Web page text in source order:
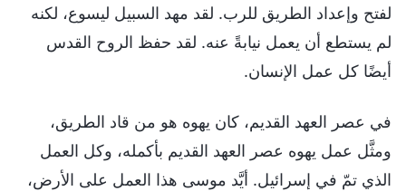
لفتح وإعداد الطريق للرب. لقد مهد السبيل ليسوع، لكنه
لم يستطع أن يعمل نيابةً عنه. لقد حفظ الروح القدس
أيضًا كل عمل الإنسان.
في عصر العهد القديم، كان يهوه هو من قاد الطريق،
ومثَّل عمل يهوه عصر العهد القديم بأكمله، وكل العمل
الذي تمّ في إسرائيل. أيَّد موسى هذا العمل على الأرض،